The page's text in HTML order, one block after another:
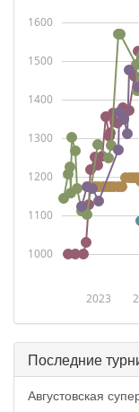
2023
1000
1100
1200
1300
1400
1500
1600
Последние
Августовская